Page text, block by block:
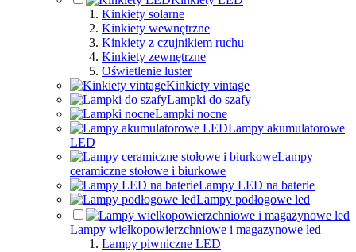
Kinkiety solarne
Kinkiety wewnętrzne
Kinkiety z czujnikiem ruchu
Kinkiety zewnętrzne
Oświetlenie luster
Kinkiety vintage
Lampki do szafy
Lampki nocne
Lampy akumulatorowe
LED
Lampy
ceramiczne stołowe i biurkowe
Lampy LED na baterie
Lampy podłogowe led
Lampy wielkopowierzchniowe i magazynowe led
Lampy piwniczne LED